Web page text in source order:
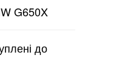
G650X
до